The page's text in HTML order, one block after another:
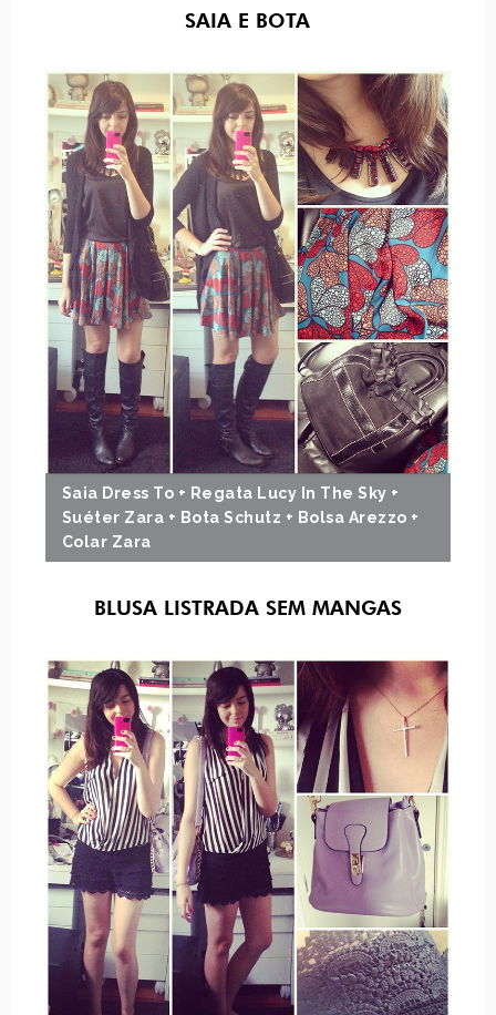
SAIA E BOTA
Saia Dress To + Regata Lucy In The Sky +
Suéter Zara + Bota Schutz + Bolsa Arezzo +
Colar Zara
BLUSA LISTRADA SEM MANGAS